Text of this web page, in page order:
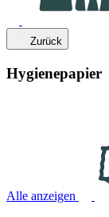
Zurück
Hygienepapier
Alle anzeigen